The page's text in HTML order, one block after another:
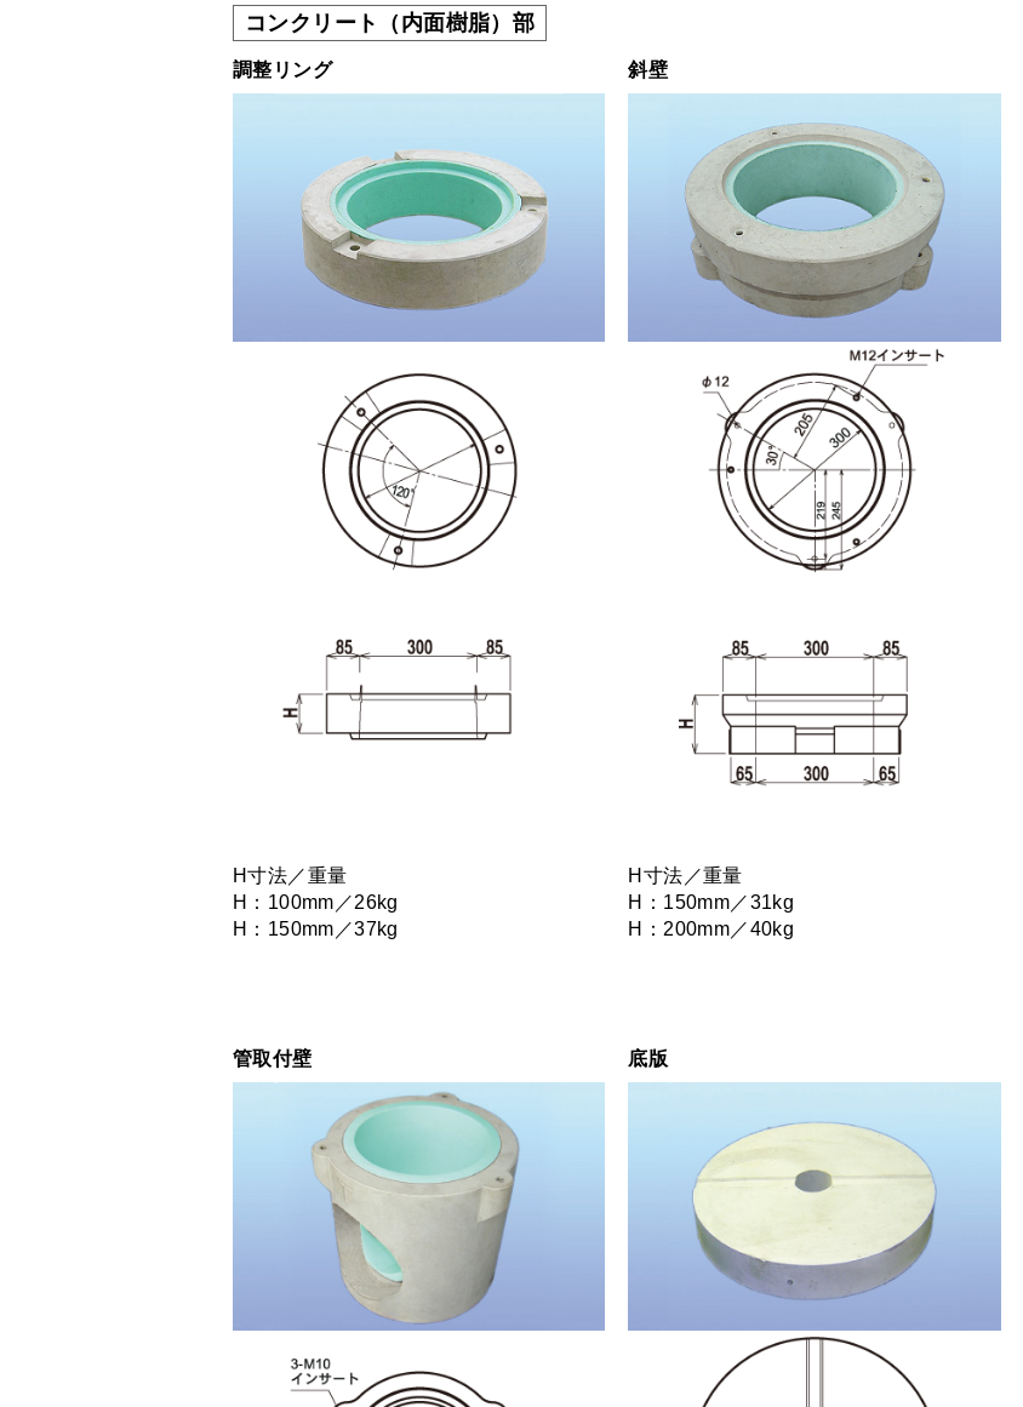
コンクリート（内面樹脂）部
調整リング
H寸法／重量
H：100mm／26kg
H：150mm／37kg
斜壁
H寸法／重量
H：150mm／31kg
H：200mm／40kg
管取付壁 底版